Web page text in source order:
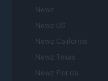
Newz
Newz US
Newz California
Newz Texas
Newz Florida